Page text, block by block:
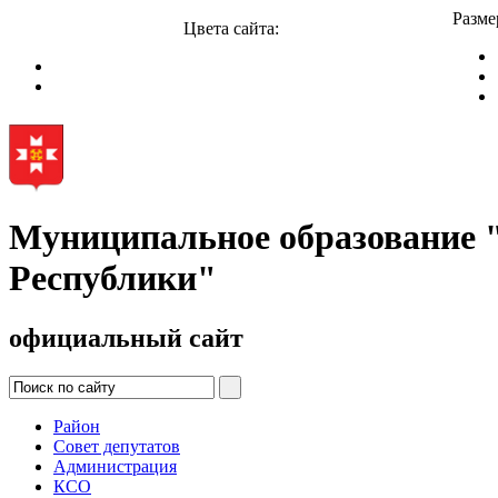
Цвета сайта:
Муниципальное
Республики"
официальный сайт
Район
Совет депутатов
Администрация
КСО